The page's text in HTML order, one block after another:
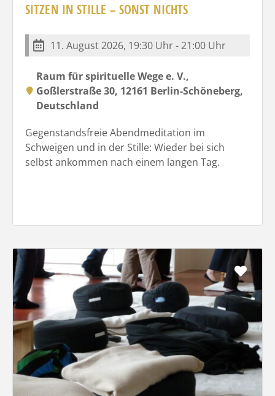
SITZEN IN STILLE – SONST NICHTS
11. August 2026, 19:30 Uhr - 21:00 Uhr
Raum für spirituelle Wege e. V.,
Goßlerstraße 30, 12161 Berlin-Schöneberg,
Deutschland
Gegenstandsfreie Abendmeditation im
Schweigen und in der Stille: Wieder bei sich
selbst ankommen nach einem langen Tag.